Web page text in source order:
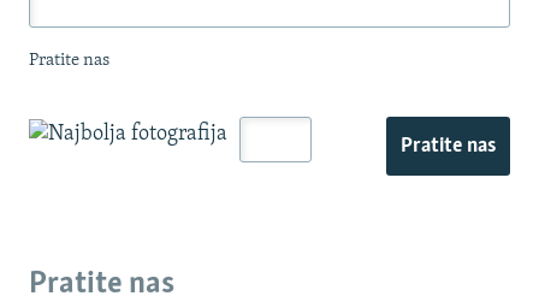
Pratite nas
Pratite nas
Pratite nas